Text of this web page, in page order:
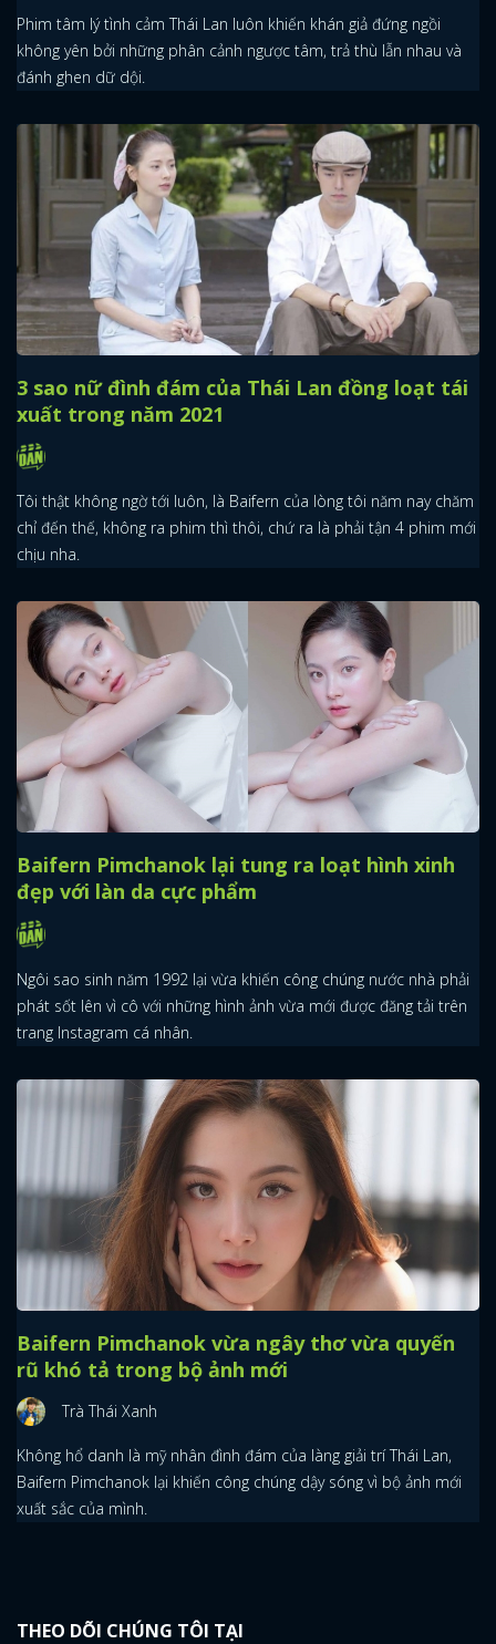
x
ĐĂNG NHẬP
FACEBOOK GOOGLE
Phim tâm lý tình cảm Thái Lan luôn khiến khán giả đứng ngồi
không yên bởi những phân cảnh ngược tâm, trả thù lẫn nhau và
đánh ghen dữ dội.
3 sao nữ đình đám của Thái Lan đồng loạt tái
xuất trong năm 2021
Tôi thật không ngờ tới luôn, là Baifern của lòng tôi năm nay chăm
chỉ đến thế, không ra phim thì thôi, chứ ra là phải tận 4 phim mới
chịu nha.
Baifern Pimchanok lại tung ra loạt hình xinh
đẹp với làn da cực phẩm
Ngôi sao sinh năm 1992 lại vừa khiến công chúng nước nhà phải
phát sốt lên vì cô với những hình ảnh vừa mới được đăng tải trên
trang Instagram cá nhân.
Baifern Pimchanok vừa ngây thơ vừa quyến
rũ khó tả trong bộ ảnh mới
Trà Thái Xanh
Không hổ danh là mỹ nhân đình đám của làng giải trí Thái Lan,
Baifern Pimchanok lại khiến công chúng dậy sóng vì bộ ảnh mới
xuất sắc của mình.
THEO DÕI CHÚNG TÔI TẠI